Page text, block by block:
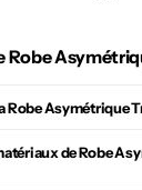
Robe
Robe Asymétrique
de Robe